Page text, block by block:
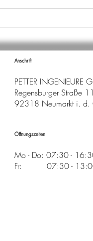
WECHSEL
Anschrift
PETTER INGENIEURE
Regensburger Straße
92318 Neumarkt i. d.
Öffnungszeiten
Mo - Do: 07:30 -
Fr: 07:30 -